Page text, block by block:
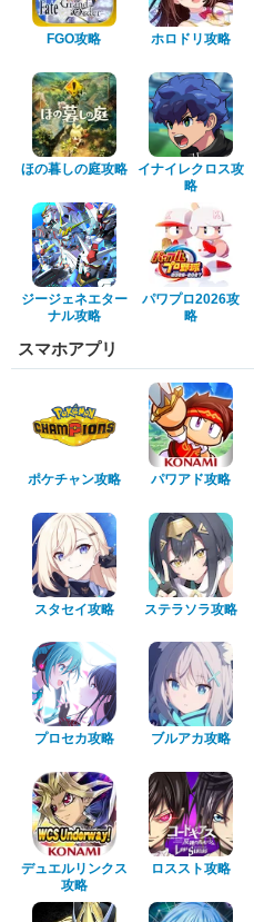
FGO攻略 ホロドリ攻略
ほの暮しの庭攻略
イナイレクロス攻
略
ジージェネエター
ナル攻略
パワプロ2026攻
略
スマホアプリ
ポケチャン攻略 パワアド攻略
スタセイ攻略 ステラソラ攻略
プロセカ攻略 ブルアカ攻略
デュエルリンクス
攻略
ロススト攻略